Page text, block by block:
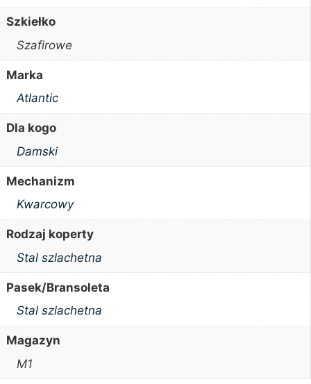
Szkiełko
Szafirowe
Marka
Atlantic
Dla kogo
Damski
Mechanizm
Kwarcowy
Rodzaj koperty
Stal szlachetna
Pasek/Bransoleta
Stal szlachetna
Magazyn
M1